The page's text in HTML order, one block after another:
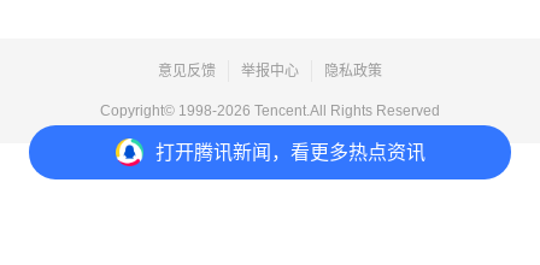
打开腾讯新闻，看更多热点资讯
意见反馈 举报中心 隐私政策
Copyright© 1998-2026 Tencent.All Rights Reserved